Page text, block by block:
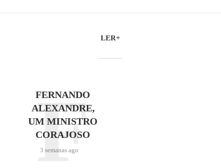
LER+
FERNANDO
ALEXANDRE,
UM MINISTRO
CORAJOSO
3 semanas ago
F